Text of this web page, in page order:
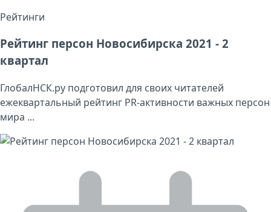
Рейтинги
Рейтинг персон Новосибирска 2021 - 2
квартал
ГлобалНСК.ру подготовил для своих читателей
ежеквартальный рейтинг PR-активности важных персон
мира ...